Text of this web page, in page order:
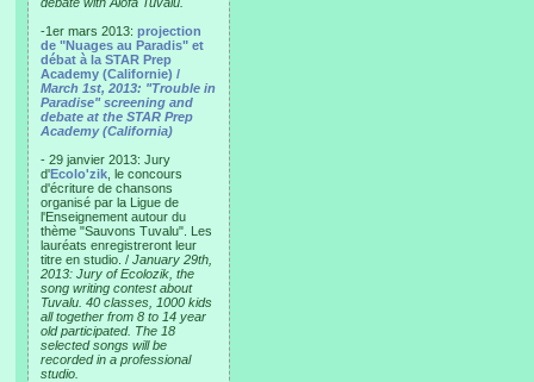
-1er mars 2013: projection
de "Nuages au Paradis" et
débat à la STAR Prep
Academy (Californie) /
March 1st, 2013: "Trouble in
Paradise" screening and
debate at the STAR Prep
Academy (California)
- 29 janvier 2013: Jury
d'Ecolo'zik , le concours
d'écriture de chansons
organisé par la Ligue de
l'Enseignement autour du
thème "Sauvons Tuvalu". Les
lauréats enregistreront leur
titre en studio. / January 29th,
2013: Jury of Ecolozik, the
song writing contest about
Tuvalu. 40 classes, 1000 kids
all together from 8 to 14 year
old participated. The 18
selected songs will be
recorded in a professional
studio.